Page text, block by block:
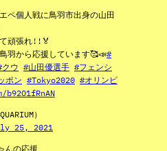
ペ個人戦に鳥羽市出身の山田
頑張れ!!🏅
羽から応援しています🥰📣#
クウ #山田優選手 #フェンシ
ポン #Tokyo2020 #オリンピ
）
25, 2021
の応援、